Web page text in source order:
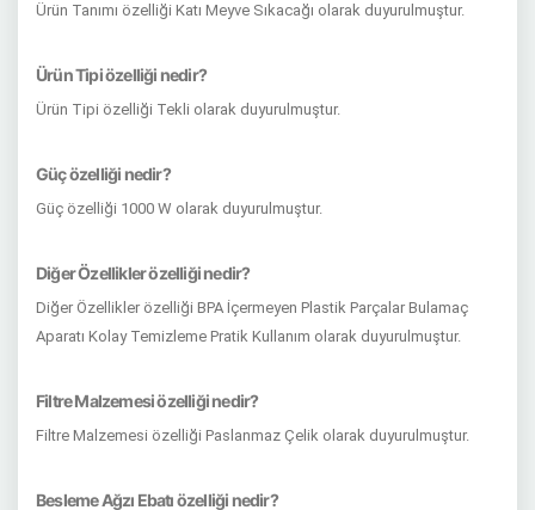
Ürün Tanımı özelliği Katı Meyve Sıkacağı olarak duyurulmuştur.
Ürün Tipi özelliği nedir?
Ürün Tipi özelliği Tekli olarak duyurulmuştur.
Güç özelliği nedir?
Güç özelliği 1000 W olarak duyurulmuştur.
Diğer Özellikler özelliği nedir?
Diğer Özellikler özelliği BPA İçermeyen Plastik Parçalar Bulamaç
Aparatı Kolay Temizleme Pratik Kullanım olarak duyurulmuştur.
Filtre Malzemesi özelliği nedir?
Filtre Malzemesi özelliği Paslanmaz Çelik olarak duyurulmuştur.
Besleme Ağzı Ebatı özelliği nedir?